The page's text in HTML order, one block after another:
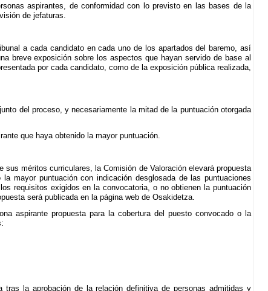
aspirantes, de conformidad con lo previsto en las bases de la
de jefaturas.
a cada candidato en cada uno de los apartados del baremo, así
breve exposición sobre los aspectos que hayan servido de base al
por cada candidato, como de la exposición pública realizada,
del proceso, y necesariamente la mitad de la puntuación otorgada
que haya obtenido la mayor puntuación.
méritos curriculares, la Comisión de Valoración elevará propuesta
mayor puntuación con indicación desglosada de las puntuaciones
requisitos exigidos en la convocatoria, o no obtienen la puntuación
será publicada en la página web de Osakidetza.
aspirante propuesta para la cobertura del puesto convocado o la
tras la aprobación de la relación definitiva de personas admitidas y